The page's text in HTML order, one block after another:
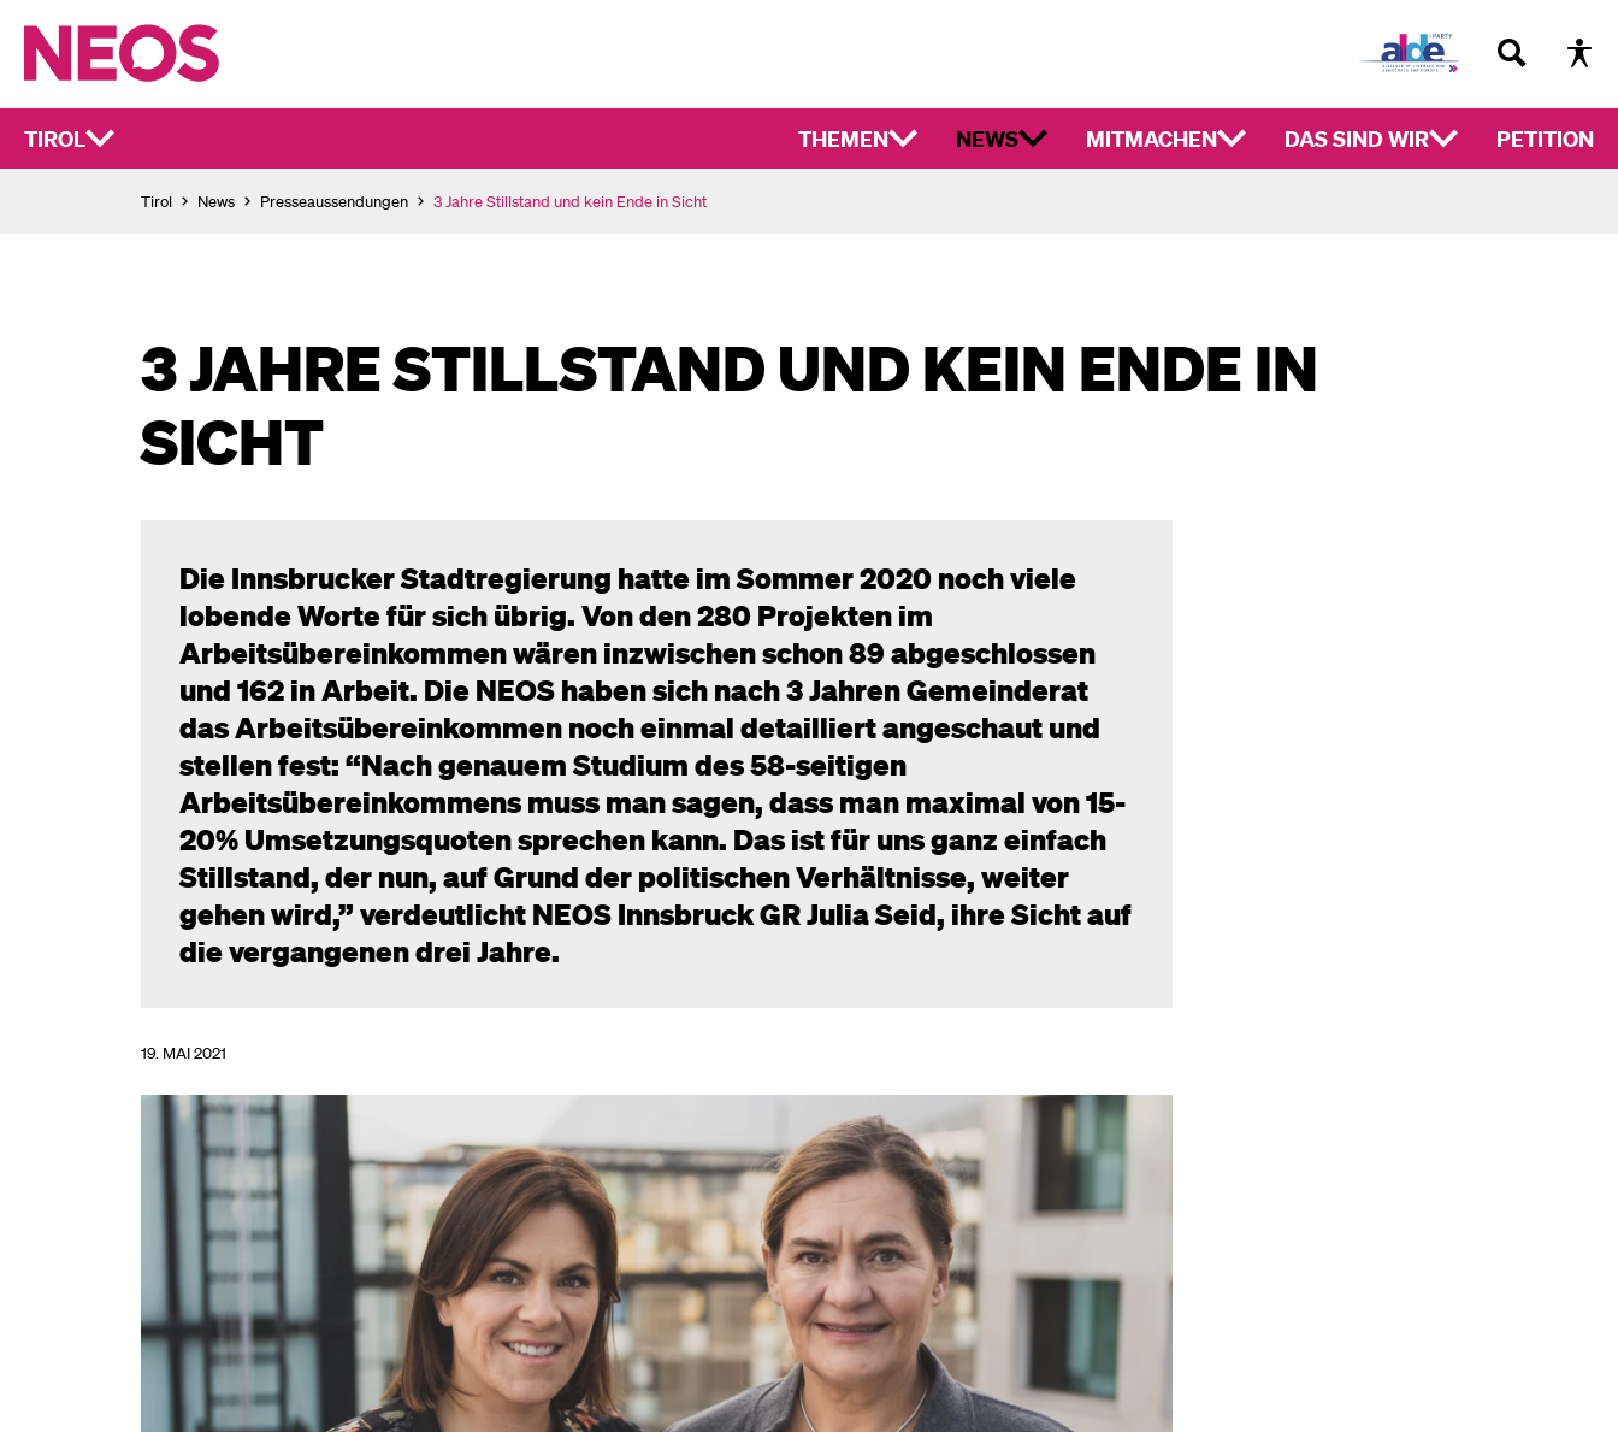
TIROL THEMEN NEWS MITMACHEN DAS SIND WIR PETITION
Tirol News Presseaussendungen 3 Jahre Stillstand und kein Ende in Sicht
3 JAHRE STILLSTAND UND KEIN ENDE IN
SICHT
Die Innsbrucker Stadtregierung hatte im Sommer 2020 noch viele
lobende Worte für sich übrig. Von den 280 Projekten im
Arbeitsübereinkommen wären inzwischen schon 89 abgeschlossen
und 162 in Arbeit. Die NEOS haben sich nach 3 Jahren Gemeinderat
das Arbeitsübereinkommen noch einmal detailliert angeschaut und
stellen fest: “Nach genauem Studium des 58-seitigen
Arbeitsübereinkommens muss man sagen, dass man maximal von 15-
20% Umsetzungsquoten sprechen kann. Das ist für uns ganz einfach
Stillstand, der nun, auf Grund der politischen Verhältnisse, weiter
gehen wird,” verdeutlicht NEOS Innsbruck GR Julia Seid, ihre Sicht auf
die vergangenen drei Jahre.
19. MAI 2021